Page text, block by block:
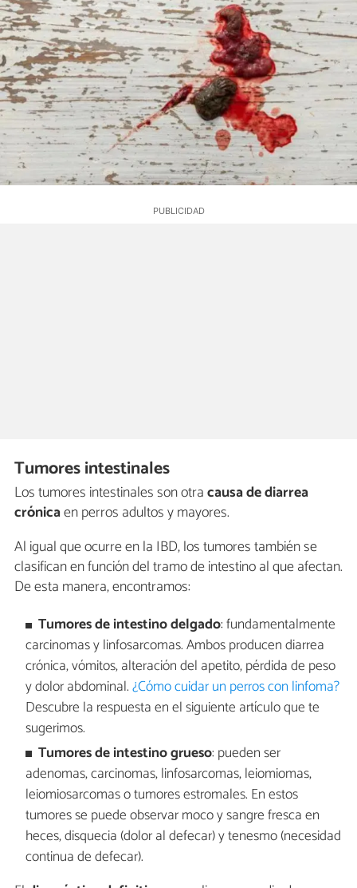
Tumores intestinales
Los tumores intestinales son otracausa de diarrea
crónicaen perros adultos y mayores.
Al igual que ocurre en la IBD, los tumores también se
clasifican en función del tramo de intestino al que afectan.
De esta manera, encontramos:
Tumores de intestino delgado: fundamentalmente
carcinomas y linfosarcomas. Ambos producen diarrea
crónica, vómitos, alteración del apetito, pérdida de peso
y dolor abdominal.¿Cómo cuidar un perros con linfoma?
Descubre la respuesta en el siguiente artículo que te
sugerimos.
Tumores de intestino grueso: pueden ser
adenomas, carcinomas, linfosarcomas, leiomiomas,
leiomiosarcomas o tumores estromales. En estos
tumores se puede observar moco y sangre fresca en
heces, disquecia (dolor al defecar) y tenesmo (necesidad
continua de defecar).